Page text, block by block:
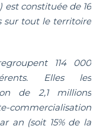
est constituée de 16
sur tout le territoire
114 000
Elles les
de 2,1 millions
commercialisation
an (soit 15% de la